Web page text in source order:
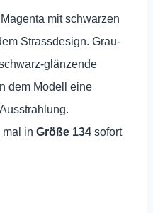
mit schwarzen
Strassdesign. Grau-
glänzende
dem Modell eine
mal in Größe 134 sofort